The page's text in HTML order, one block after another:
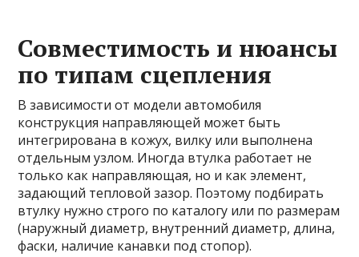
Совместимость и нюансы
по типам сцепления
В зависимости от модели автомобиля
конструкция направляющей может быть
интегрирована в кожух, вилку или выполнена
отдельным узлом. Иногда втулка работает не
только как направляющая, но и как элемент,
задающий тепловой зазор. Поэтому подбирать
втулку нужно строго по каталогу или по размерам
(наружный диаметр, внутренний диаметр, длина,
фаски, наличие канавки под стопор).